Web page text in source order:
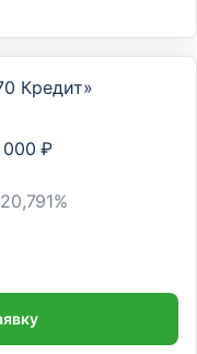
Кредит»
000 ₽